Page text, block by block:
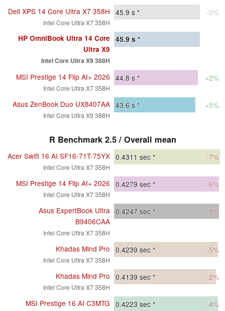
Dell XPS 14 Core Ultra X7 358H
Intel Core Ultra X7 358H
45.9 s * -0%
HP OmniBook Ultra 14 Core
Ultra X9
Intel Core Ultra X9 388H
45.9 s *
MSI Prestige 14 Flip AI+ 2026
Intel Core Ultra X7 358H
44.8 s * +2%
Asus ZenBook Duo UX8407AA
Intel Core Ultra X9 388H
43.6 s * +5%
R Benchmark 2.5 / Overall mean
Acer Swift 16 AI SF16-71T-75YX
Intel Core Ultra X7 358H
0.4311 sec * -7%
MSI Prestige 14 Flip AI+ 2026
Intel Core Ultra X7 358H
0.4279 sec * -6%
Asus ExpertBook Ultra
B9406CAA
Intel Core Ultra X7 358H
0.4247 sec * -5%
Khadas Mind Pro
Intel Core Ultra X7 358H
0.4239 sec * -5%
Khadas Mind Pro
Intel Core Ultra X7 358H
0.4139 sec * -2%
MSI Prestige 16 AI C3MTG 0.4223 sec * -4%